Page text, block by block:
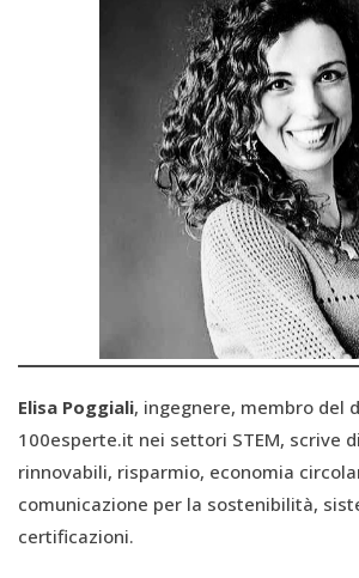
Elisa Poggiali, ingegnere, membro del
100esperte.it nei settori STEM, scrive
rinnovabili, risparmio, economia
comunicazione per la sostenibilità,
certificazioni.